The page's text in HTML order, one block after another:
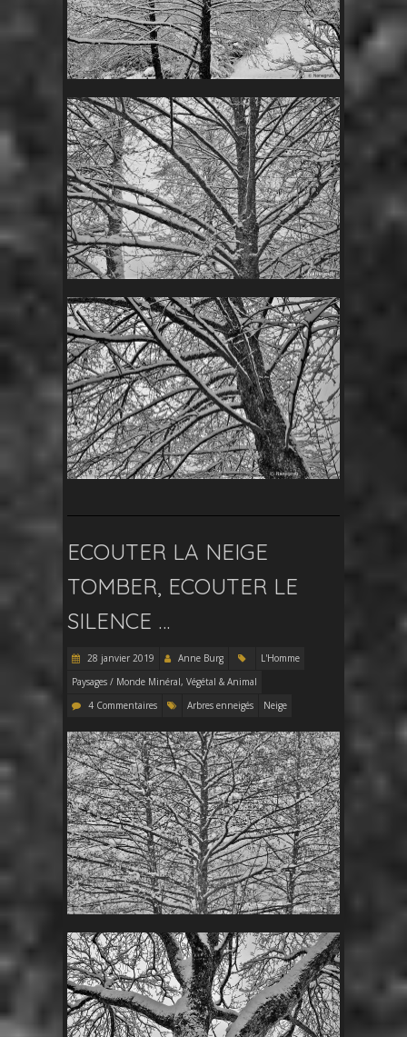
ECOUTER LA NEIGE
TOMBER, ECOUTER LE
SILENCE …
28 janvier 2019 Anne Burg
L'Homme
Paysages / Monde Minéral, Végétal & Animal
4 Commentaires
Arbres enneigés Neige